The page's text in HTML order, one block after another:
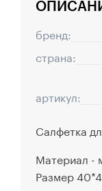
бренд:
страна:
артикул:
Салфетка
Материал -
Размер